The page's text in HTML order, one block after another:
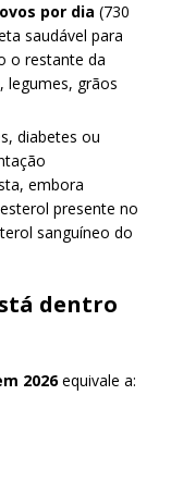
por dia (730
saudável para
o restante da
legumes, grãos
diabetes ou
embora
presente no
sanguíneo do
dentro
2026equivale a: